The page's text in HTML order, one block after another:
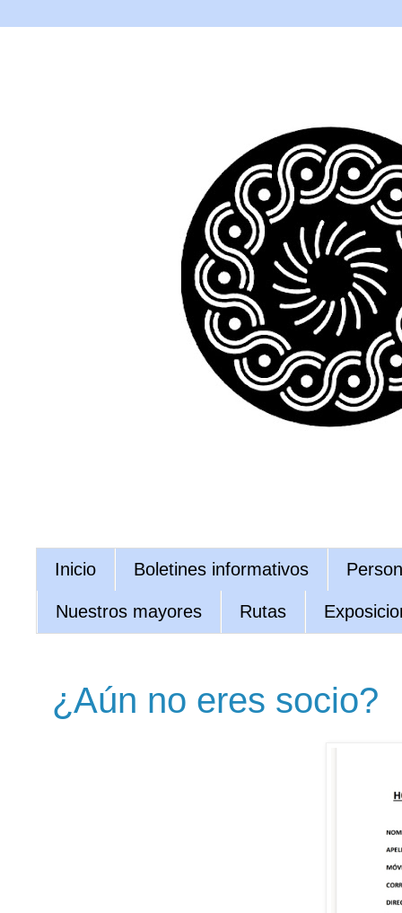
Inicio Boletines informativos
Nuestros mayores Rutas
¿Aún no eres socio?